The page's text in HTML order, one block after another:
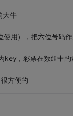
大牛
用），把六位号码
key，彩票在数组中
方便的